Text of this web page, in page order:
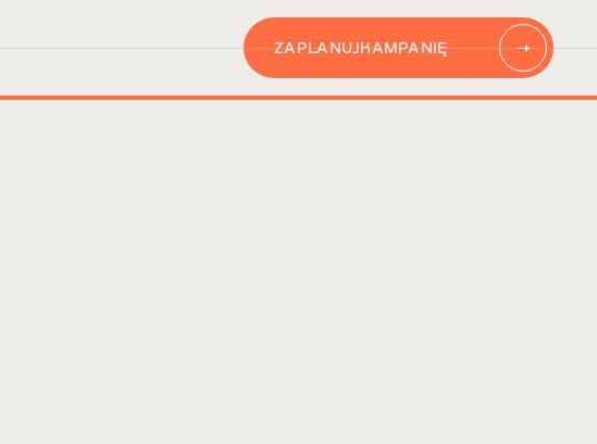
ZAPLANUJKAMPANIĘ